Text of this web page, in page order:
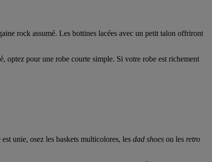
rock assumé. Les bottines lacées avec un petit talon offriront
optez pour une robe courte simple. Si votre robe est richement
unie, osez les baskets multicolores, les dad shoes ou les retro